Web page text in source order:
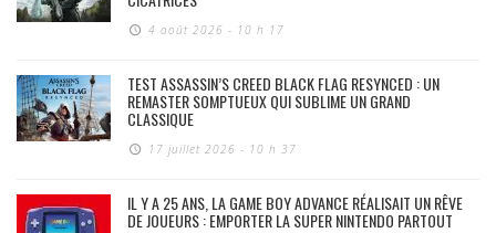
4 août 2026 - 10 h 17
TEST ASSASSIN’S CREED BLACK FLAG RESYNCED : UN
REMASTER SOMPTUEUX QUI SUBLIME UN GRAND
CLASSIQUE
17 juillet 2026 - 10 h 37
IL Y A 25 ANS, LA GAME BOY ADVANCE RÉALISAIT UN RÊVE
DE JOUEURS : EMPORTER LA SUPER NINTENDO PARTOUT